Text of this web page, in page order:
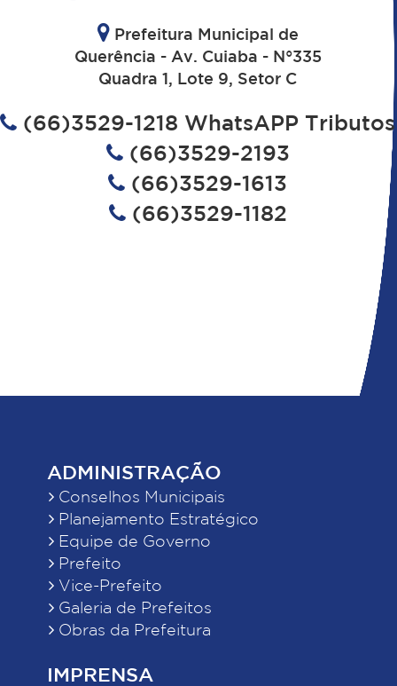
Prefeitura Municipal de
Querência - Av. Cuiaba - N°335
Quadra 1, Lote 9, Setor C
(66)3529-1218 WhatsAPP Tributos
(66)3529-2193
(66)3529-1613
(66)3529-1182
ADMINISTRAÇÃO
Conselhos Municipais
Planejamento Estratégico
Equipe de Governo
Prefeito
Vice-Prefeito
Galeria de Prefeitos
Obras da Prefeitura
IMPRENSA